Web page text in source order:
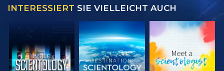
INTERESSIERT SIE VIELLEICHT AUCH